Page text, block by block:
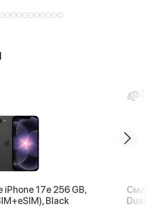
17e 256 GB,
Black